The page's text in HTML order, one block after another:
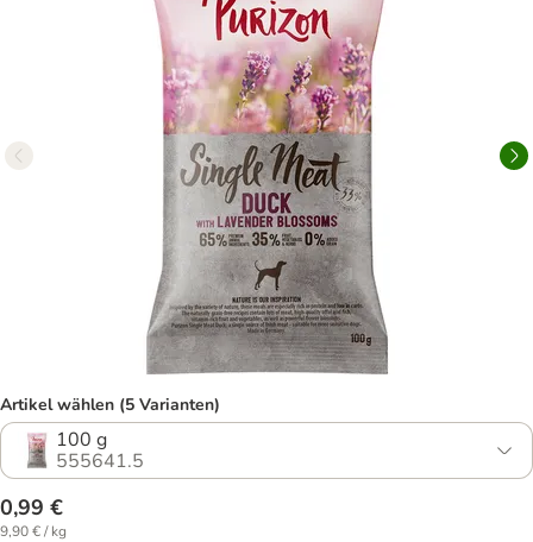
Artikel wählen (5 Varianten)
100 g
555641.5
0,99 €
9,90 € / kg